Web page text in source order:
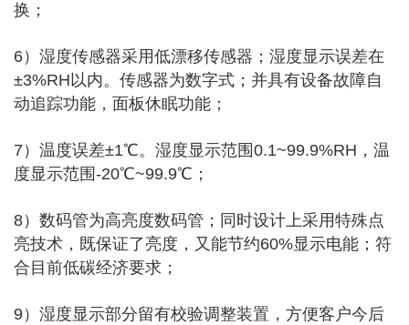
换；
6）湿度传感器采用低漂移传感器；湿度显示误差在
±3%RH以内。传感器为数字式；并具有设备故障自
动追踪功能，面板休眠功能；
7）温度误差±1℃。湿度显示范围0.1~99.9%RH，温
度显示范围-20℃~99.9℃；
8）数码管为高亮度数码管；同时设计上采用特殊点
亮技术，既保证了亮度，又能节约60%显示电能；符
合目前低碳经济要求；
9）湿度显示部分留有校验调整装置，方便客户今后